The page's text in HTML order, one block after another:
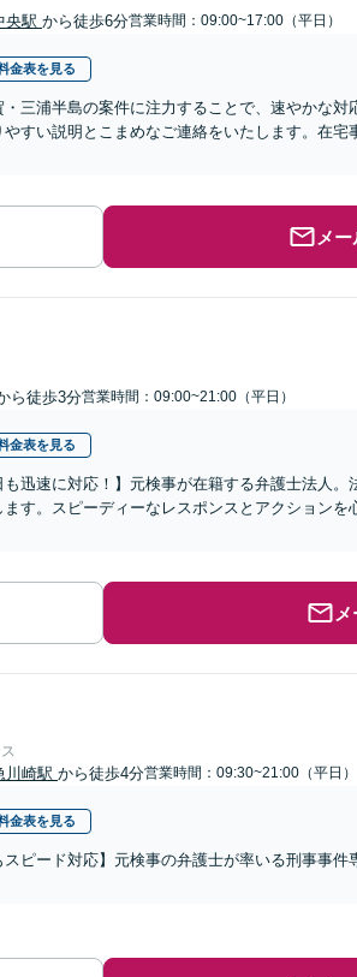
央駅 から徒歩6分営業時間：09:00~17:00（平日）
金表を見る
・三浦半島の案件に注力することで、速やかな
すい説明とこまめなご連絡をいたします。在
メ
ら徒歩3分営業時間：09:00~21:00（平日）
金表を見る
も迅速に対応！】元検事が在籍する弁護士法人
す。スピーディーなレスポンスとアクション
川崎駅 から徒歩4分営業時間：09:30~21:00（平日）
金表を見る
スピード対応】元検事の弁護士が率いる刑事事